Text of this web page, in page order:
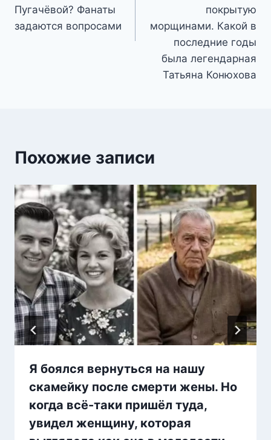
Пугачёвой? Фанаты
задаются вопросами
покрытую
морщинами. Какой в
последние годы
была легендарная
Татьяна Конюхова
Похожие записи
Я боялся вернуться на нашу
скамейку после смерти жены. Но
когда всё-таки пришёл туда,
увидел женщину, которая